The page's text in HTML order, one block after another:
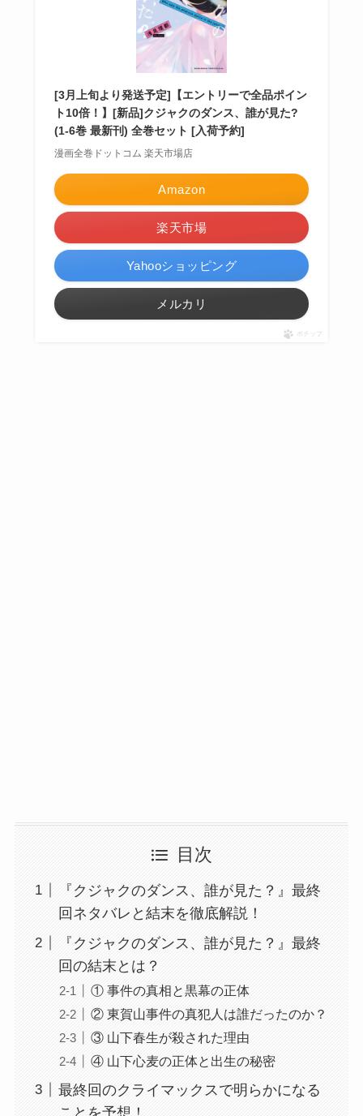
[3月上旬より発送予定]【エントリーで全品ポイン
ト10倍！】[新品]クジャクのダンス、誰が見た?
(1-6巻 最新刊) 全巻セット [入荷予約]
漫画全巻ドットコム 楽天市場店
Amazon
楽天市場
Yahooショッピング
メルカリ
ポチップ
目次
『クジャクのダンス、誰が見た？』最終
回ネタバレと結末を徹底解説！
『クジャクのダンス、誰が見た？』最終
回の結末とは？
① 事件の真相と黒幕の正体
② 東賀山事件の真犯人は誰だったのか？
③ 山下春生が殺された理由
④ 山下心麦の正体と出生の秘密
最終回のクライマックスで明らかになる
ことを予想！